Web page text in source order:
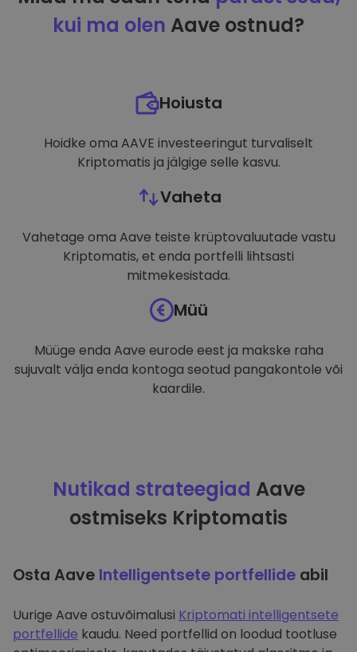
kui ma olen Aave ostnud?
Hoiusta
Hoidke oma AAVE investeeringut turvaliselt
Kriptomatis ja jälgige selle kasvu.
Vaheta
Vahetage oma Aave teiste krüptovaluutade vastu
Kriptomatis, et enda portfelli lihtsasti
mitmekesistada.
Müü
Müüge enda Aave eurode eest ja makske raha
sujuvalt välja enda kontoga seotud pangakontole või
kaardile.
Nutikad strateegiad Aave
ostmiseks Kriptomatis
Osta Aave Intelligentsete portfellide abil
Uurige Aave ostuvõimalusi Kriptomati intelligentsete
portfellide kaudu. Need portfellid on loodud tootluse